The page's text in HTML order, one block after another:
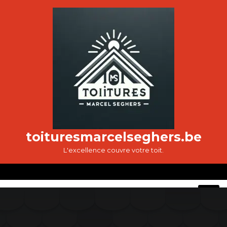
toituresmarcelseghers.be
L'excellence couvre votre toit.